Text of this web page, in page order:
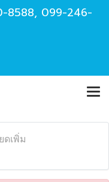
8588, 099-246-
ดเพิ่ม